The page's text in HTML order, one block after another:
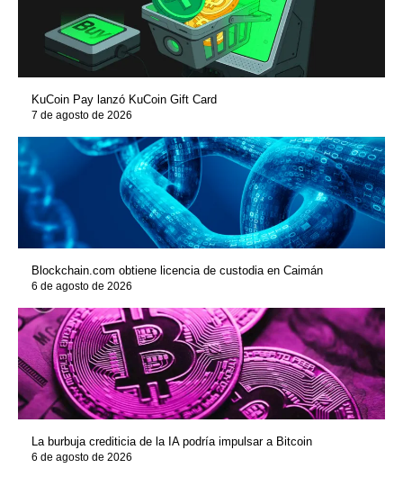
KuCoin Pay lanzó KuCoin Gift Card
7 de agosto de 2026
Blockchain.com obtiene licencia de custodia en Caimán
6 de agosto de 2026
La burbuja crediticia de la IA podría impulsar a Bitcoin
6 de agosto de 2026